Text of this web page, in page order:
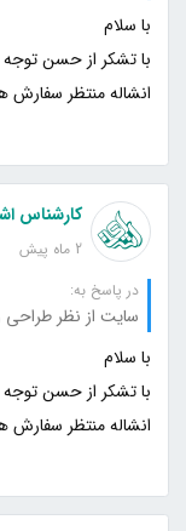
انشاله منتظر
کارشناس
2 ماه پیش
در پاسخ به:
انشاله منتظر